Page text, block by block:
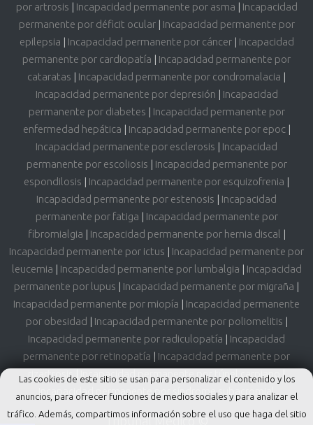
Las cookies de este sitio se usan para personalizar el contenido y los
anuncios, para ofrecer funciones de medios sociales y para analizar el
tráfico. Además, compartimos información sobre el uso que haga del sitio
por artrosis | Incapacidad permanente por asma | Incapacidad
permanente por déficit ocular| Incapacidad permanente por
epilepsia | Incapacidad permanente por cáncer| Incapacidad
permanente por cardiopatía | Incapacidad permanente por
cataratas | Incapacidad permanente por condromalacia |
Incapacidad permanente por depresión | Incapacidad
permanente por diabetes | Incapacidad permanente por
enfermedad hepática | Incapacidad permanente por epoc|
Incapacidad permanente por esclerosis | Incapacidad
permanente por escoliosis | Incapacidad permanente por
espondilosis | Incapacidad permanente por esquizofrenia |
Incapacidad permanente por estenosis | Incapacidad
permanente por fatiga | Incapacidad permanente por
fibromialgia | Incapacidad permanente por hernia discal |
Incapacidad permanente por ictus | Incapacidad permanente por
leucemia | Incapacidad permanente por lumbalgia | Incapacidad
permanente por lupus | Incapacidad permanente por migraña |
Incapacidad permanente por miopía | Incapacidad permanente
por obesidad | Incapacidad permanente por poliomelitis |
Incapacidad permanente por radiculopatía | Incapacidad
permanente por retinopatía | Incapacidad permanente por
rizartrosis
Incapacidad permanente por túnel carpiano
|
Incapacidad permanente por síndrome subacromial
Tribunal Médico ©